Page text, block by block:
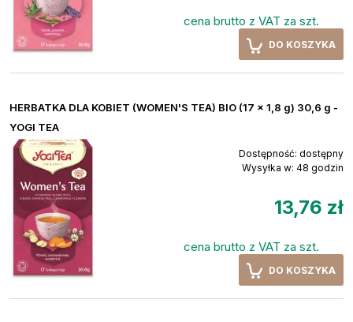
cena brutto z VAT za szt.
DO KOSZYKA
HERBATKA DLA KOBIET (WOMEN'S TEA) BIO (17 x 1,8 g) 30,6 g -
YOGI TEA
Dostępność: dostępny
Wysyłka w: 48 godzin
13,76 zł
cena brutto z VAT za szt.
DO KOSZYKA